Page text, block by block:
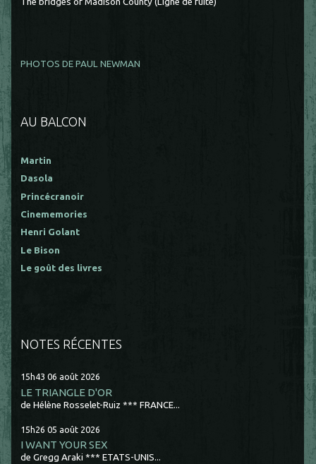
PHOTOS DE PAUL NEWMAN
AU BALCON
Martin
Dasola
Princécranoir
Cinememories
Henri Golant
Le Bison
Le goût des livres
NOTES RÉCENTES
15h43 06 août 2026
LE TRIANGLE D'OR
de Hélène Rosselet-Ruiz *** FRANCE...
15h26 05 août 2026
I WANT YOUR SEX
de Gregg Araki *** ETATS-UNIS...